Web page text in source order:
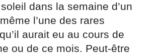
dans la semaine d’un
l’une des rares
aurait eu au cours de
ou de ce mois. Peut-être